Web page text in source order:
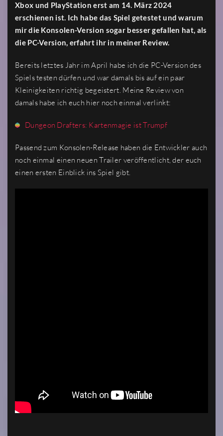
Xbox und PlayStation erst am 14. März 2024
erschienen ist. Ich habe das Spiel getestet und warum
mir die Konsolen-Version sogar besser gefallen hat, als
die PC-Version, erfahrt ihr in meiner Review.
Bereits letztes Jahr im April habe ich die PC-Version des
Spiels testen dürfen und war damals bis auf ein paar
Kleinigkeiten richtig begeistert. Meine Review von
damals habe ich euch hier noch einmal verlinkt:
Dungeon Drafters: Kartenmagie ist Trumpf
Passend zum Konsolen-Release haben die Entwickler auch
noch einmal einen neuen Trailer veröffentlicht, der euch
einen ersten Einblick ins Spiel gibt.